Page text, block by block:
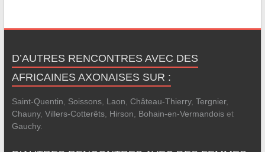
D’AUTRES RENCONTRES AVEC DES
AFRICAINES AXONAISES SUR :
Saint-Quentin, Soissons, Laon, Château-Thierry, Tergnier,
Chauny, Villers-Cotterêts, Hirson, Bohain-en-Vermandoiset
Gauchy.